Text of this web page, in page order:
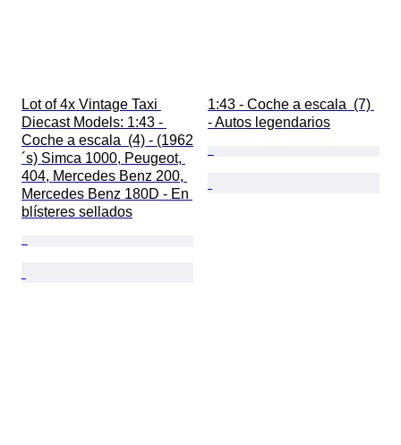
Lot of 4x Vintage Taxi
Diecast Models: 1:43 -
Coche a escala  (4) - (1962
´s) Simca 1000, Peugeot,
404, Mercedes Benz 200,
Mercedes Benz 180D - En
blísteres sellados
1:43 - Coche a escala  (7)
- Autos legendarios